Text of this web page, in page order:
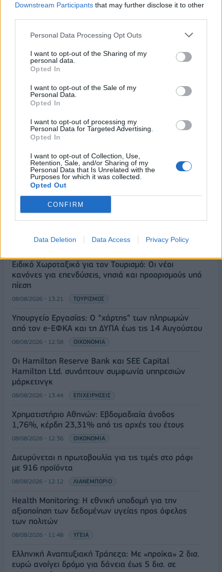
Downstream Participants that may further disclose it to other
Personal Data Processing Opt Outs
I want to opt-out of the Sharing of my
personal data.
Opted In
I want to opt-out of the Sale of my
Personal Data.
Opted In
I want to opt-out of processing my
Personal Data for Targeted Advertising.
Opted In
I want to opt-out of Collection, Use,
Retention, Sale, and/or Sharing of my
Personal Data that Is Unrelated with the
Purposes for which it was collected.
Opted Out
CONFIRM
Data Deletion Data Access Privacy Policy
ΡΟΗ ΕΙΔΗΣΕΩΝ
Κορυφώνεται η έξοδος του Αυγούστου – Πάνω από
56.000 επιβάτες αναχωρούν σήμερα από τα
λιμάνια της Αττικής
Δυτική Αττική: Η επόμενη ημέρα μετά τις πυρκαγιές
– Τα έργα Antinero και η «μάχη» πριν από τις
ΕΛΛΑΔΑ
Ειδικό Χωροταξικό για τον Τουρισμό: Οι νέοι
κανόνες για επενδύσεις, νησιά και προορισμούς υπό
πίεση
08/08/2026 - 13:21 ΤΟΥΡΙΣΜΟΣ
Υπουργείο Εργασίας: Ο “χάρτης” των πληρωμών
από τον e-ΕΦΚΑ και τη ΔΥΠΑ έως τις 14 Αυγούστου
08/08/2026 - 12:58 ΟΙΚΟΝΟΜΙΑ
Οι Hamilton Reserve Bank και SEE Capital
Hamilton Ltd. συνάπτουν συμφωνία υπηρεσιών
μάρκετινγκ
08/08/2026 - 13:44 ΕΠΙΧΕΙΡΗΣΕΙΣ
Χρηματιστήριο Αθηνών: Εβδομαδιαία άνοδος
1,76%, κέρδη 23,31% από τις αρχές του έτους
08/08/2026 - 12:36 ΟΙΚΟΝΟΜΙΑ
Διευρύνεται η πρωτοβουλία για τις τιμές στο ράφι
με 916 προϊόντα
08/08/2026 - 12:12 ΛΙΑΝΕΜΠΟΡΙΟ
Health Monitoring: Η εθνική υποδομή για την
αξιοποίηση των δεδομένων υγείας προς όφελος
των πολιτών
08/08/2026 - 11:48 ΥΓΕΙΑ
Ελληνική Αναπτυξιακή Τράπεζα: Με «προίκα» 2 δισ.
ευρώ ανοίγει δρόμο για δάνεια έως 5 δισ. σε